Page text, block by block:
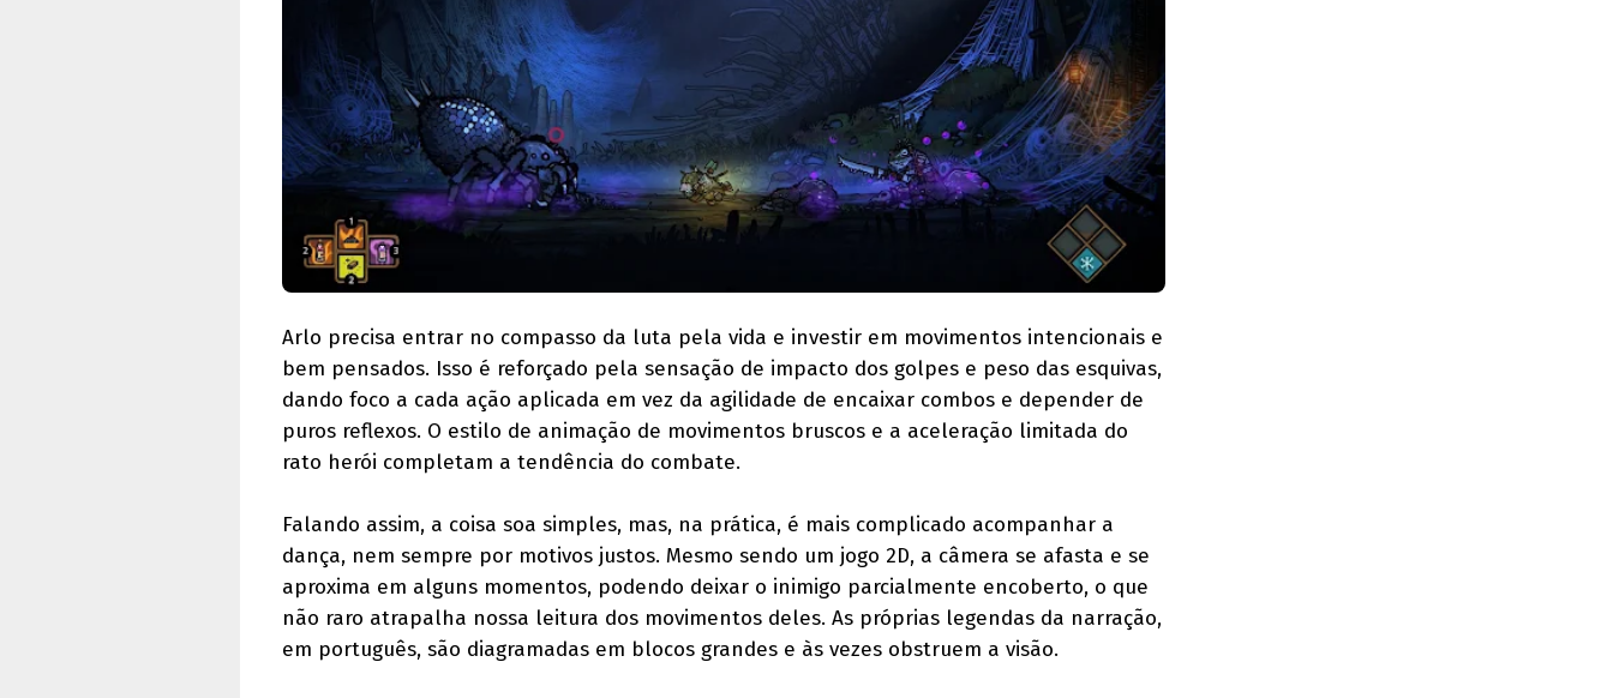
Arlo precisa entrar no compasso da luta pela vida e investir em movimentos intencionais e
bem pensados. Isso é reforçado pela sensação de impacto dos golpes e peso das esquivas,
dando foco a cada ação aplicada em vez da agilidade de encaixar combos e depender de
puros reflexos. O estilo de animação de movimentos bruscos e a aceleração limitada do
rato herói completam a tendência do combate.
Falando assim, a coisa soa simples, mas, na prática, é mais complicado acompanhar a
dança, nem sempre por motivos justos. Mesmo sendo um jogo 2D, a câmera se afasta e se
aproxima em alguns momentos, podendo deixar o inimigo parcialmente encoberto, o que
não raro atrapalha nossa leitura dos movimentos deles. As próprias legendas da narração,
em português, são diagramadas em blocos grandes e às vezes obstruem a visão.